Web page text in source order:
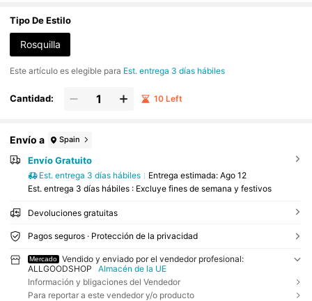
Tipo De Estilo
Rosquilla
Este artículo es elegible para Est. entrega 3 días hábiles
Cantidad: 10 Left
Envío a Spain
Envío Gratuito
Est. entrega 3 días hábiles Entrega estimada: Ago 12
Est. entrega 3 días hábiles : Excluye fines de semana y festivos
Devoluciones gratuitas
Pagos seguros · Protección de la privacidad
Mercado
Vendido y enviado por el vendedor profesional:
ALLGOODSHOP
Almacén de la UE
Información y bligaciones del Vendedor
Para reportar a este vendedor y/o producto